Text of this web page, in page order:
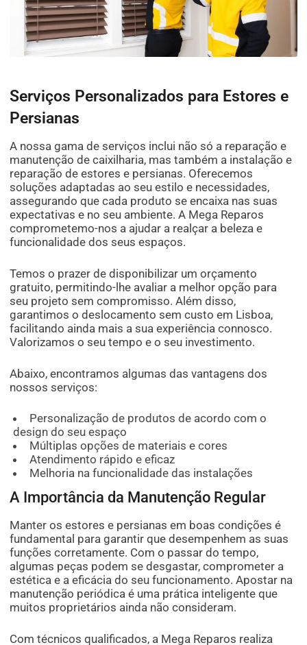
Serviços Personalizados para Estores e
Persianas
A nossa gama de serviços inclui não só a reparação e
manutenção de caixilharia, mas também a instalação e
reparação de estores e persianas. Oferecemos
soluções adaptadas ao seu estilo e necessidades,
assegurando que cada produto se encaixa nas suas
expectativas e no seu ambiente. A Mega Reparos
comprometemo-nos a ajudar a realçar a beleza e
funcionalidade dos seus espaços.
Temos o prazer de disponibilizar um orçamento
gratuito, permitindo-lhe avaliar a melhor opção para
seu projeto sem compromisso. Além disso,
garantimos o deslocamento sem custo em Lisboa,
facilitando ainda mais a sua experiência connosco.
Valorizamos o seu tempo e o seu investimento.
Abaixo, encontramos algumas das vantagens dos
nossos serviços:
Personalização de produtos de acordo com o
design do seu espaço
Múltiplas opções de materiais e cores
Atendimento rápido e eficaz
Melhoria na funcionalidade das instalações
A Importância da Manutenção Regular
Manter os estores e persianas em boas condições é
fundamental para garantir que desempenhem as suas
funções corretamente. Com o passar do tempo,
algumas peças podem se desgastar, comprometer a
estética e a eficácia do seu funcionamento. Apostar na
manutenção periódica é uma prática inteligente que
muitos proprietários ainda não consideram.
Com técnicos qualificados, a Mega Reparos realiza